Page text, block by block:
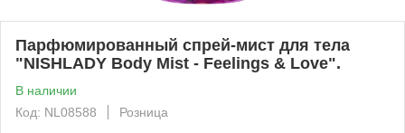
Парфюмированный спрей-мист для тела
"NISHLADY Body Mist - Feelings & Love".
В наличии
Код: NL08588
Розница